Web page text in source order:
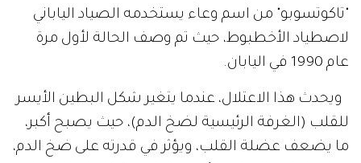
"تاكوتسوبو" من اسم وعاء يستخدمه الصياد الياباني
لاصطياد الأخطبوط، حيث تم وصف الحالة لأول مرة
عام 1990 في اليابان.
ويحدث هذا الاعتلال، عندما يتغير شكل البطين الأيسر
للقلب (الغرفة الرئيسية لضخ الدم)، حيث يصبح أكبر،
ما يضعف عضلة القلب، ويؤثر في قدرته على ضخ الدم،